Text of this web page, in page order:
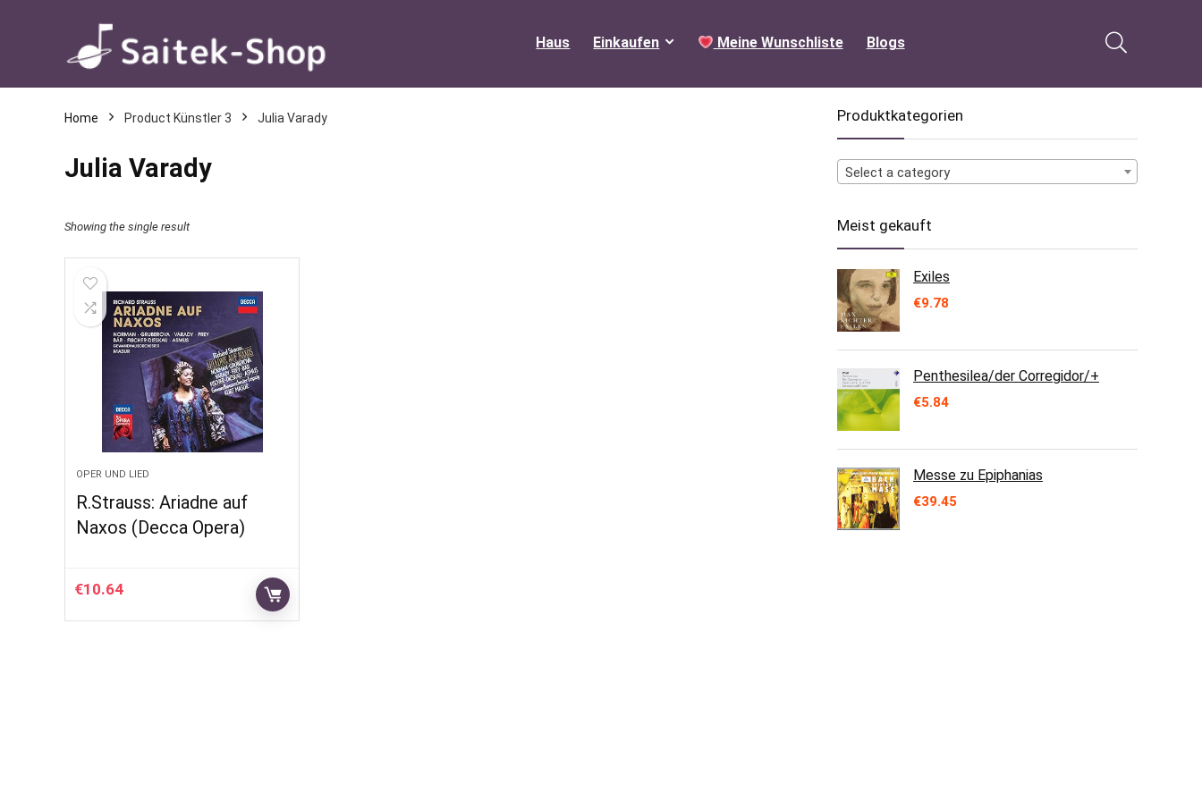
Haus Einkaufen Meine Wunschliste Blogs
Home Product Künstler 3 Julia Varady
Julia Varady
Showing the single result
OPER UND LIED
R.Strauss: Ariadne auf
Naxos (Decca Opera)
€10.64
Produktkategorien
Select a category
Meist gekauft
Exiles
€9.78
Penthesilea/der Corregidor/+
€5.84
Messe zu Epiphanias
€39.45